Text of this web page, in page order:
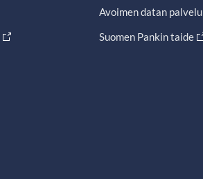
Avoimen datan palvelu
Suomen Pankin taide